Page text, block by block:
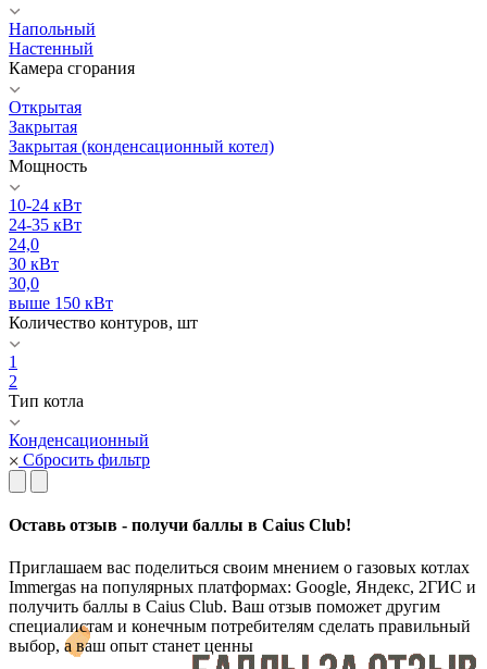
Напольный
Настенный
Камера сгорания
Открытая
Закрытая
Закрытая (конденсационный котел)
Мощность
10-24 кВт
24-35 кВт
24,0
30 кВт
30,0
выше 150 кВт
Количество контуров, шт
1
2
Тип котла
Конденсационный
Сбросить фильтр
Оставь отзыв - получи баллы в Caius Club!
Приглашаем вас поделиться своим мнением о газовых котлах
Immergas на популярных платформах: Google, Яндекс, 2ГИС и
получить баллы в Caius Club. Ваш отзыв поможет другим
специалистам и конечным потребителям сделать правильный
выбор, а ваш опыт станет ценны